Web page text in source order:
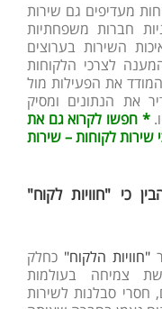
מעדיפים גם שירות
חברות משפחתיות
השירות בערוצים
לצרכי הלקוחות
את הפעילות מול
את הנתונים ומסיק
* חפשו לקרוא גם את
לקוחות – שירות
כי "חוויות לקוח"
"חוויות הלקוח" כחלק
צמיחה בעולמות
חסרי סבלנות לשירות